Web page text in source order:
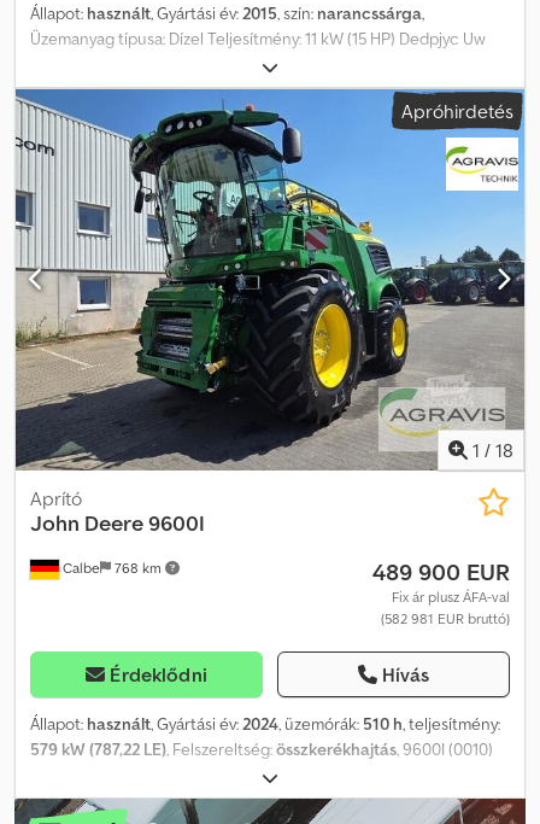
Állapot: használt, Gyártási év: 2015, szín: narancssárga,
Üzemanyag típusa: Dízel Teljesítmény: 11 kW (15 HP) Dedpjyc Uw
Usfx Anteck Motor márka: Honda
Apróhirdetés
1 / 18
Calbe 768 km
Aprító
John Deere9600I
489 900 EUR
Fix ár plusz ÁFA-val
(582 981 EUR bruttó)
Érdeklődni Hívás
Állapot: használt, Gyártási év:2024, üzemórák: 510 h, teljesítmény:
579 kW (787,22 LE), Felszereltség:összkerékhajtás, 9600I (0010)
Használt John Deere mezőgazdasági betakarítógép (0020)
Fokozatmentes, teljes kerékmeghajtású „ProDrive”